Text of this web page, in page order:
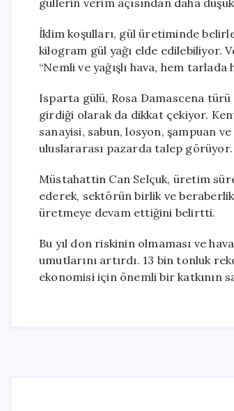
güllerin verim açısından daha
İklim koşulları, gül üretiminde
kilogram gül yağı elde edilebiliyor.
“Nemli ve yağışlı hava, hem
Isparta gülü, Rosa Damascena türü
girdiği olarak da dikkat çekiyor.
sanayisi, sabun, losyon, şampuan
uluslararası pazarda talep görüyor.
Müstahattin Can Selçuk, üretim
ederek, sektörün birlik ve
üretmeye devam ettiğini belirtti.
Bu yıl don riskinin olmaması ve
umutlarını artırdı. 13 bin tonluk
ekonomisi için önemli bir katkının